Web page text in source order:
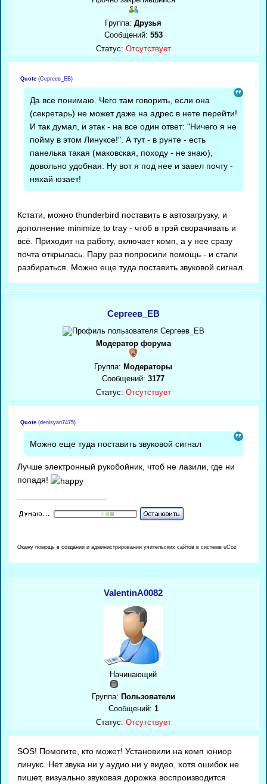
Группа: Друзья
Сообщений: 553
Статус: Отсутствует
Quote (Сергеев_ЕВ)
Да все понимаю. Чего там говорить, если она
(секретарь) не может даже на адрес в нете перейти!
И так думал, и этак - на все один ответ: "Ничего я не
пойму в этом Линуксе!". А тут - в рунте - есть
панелька такая (маковская, походу - не знаю),
довольно удобная. Ну вот я под нее и завел почту -
няхай юзает!
Кстати, можно thunderbird поставить в автозагрузку, и
дополнение minimize to tray - чтоб в трэй сворачивать и
всё. Приходит на работу, включает комп, а у нее сразу
почта открылась. Пару раз попросили помощь - и стали
разбираться. Можно еще туда поставить звуковой сигнал.
Сергеев_ЕВ
Модератор форума
Группа: Модераторы
Сообщений: 3177
Статус: Отсутствует
Quote (denisyan7475)
Можно еще туда поставить звуковой сигнал
Лучше электронный рукобойник, чтоб не лазили, где ни
попадя!
Окажу помощь в создании и администрировании учительских сайтов в системе uCoz
ValentinA0082
Начинающий
Группа: Пользователи
Сообщений: 1
Статус: Отсутствует
SOS! Помогите, кто может! Установили на комп юниор
линукс. Нет звука ни у аудио ни у видео, хотя ошибок не
пишет, визуально звуковая дорожка воспроизводится